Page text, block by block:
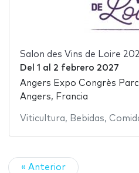
Salon des Vins de Loire
Del 1 al 2 febrero 2027
Angers Expo Congrès
Angers, Francia
Viticultura, Bebidas,
« Anterior